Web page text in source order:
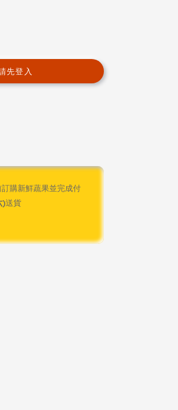
先登入
購新鮮蔬果並完成付
)送貨